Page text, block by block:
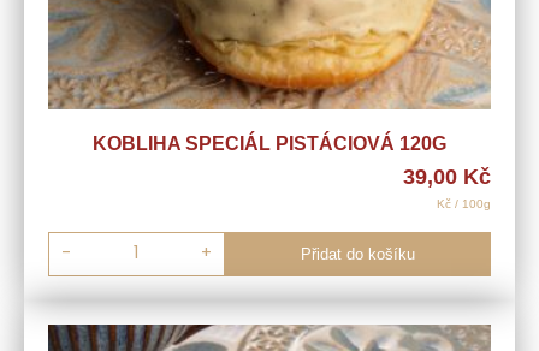
KOBLIHA SPECIÁL PISTÁCIOVÁ 120G
39,00 Kč
Kč / 100g
- + Přidat do košíku